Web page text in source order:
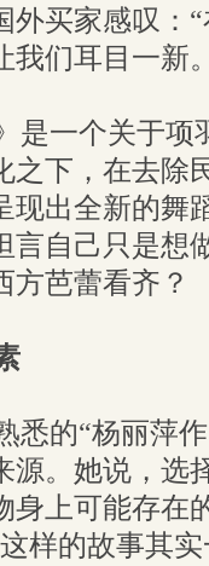
外买家感叹：
我们耳目一新
是一个关于项
之下，在去除
现出全新的舞
言自己只是想
方芭蕾看齐？
悉的“杨丽萍
源。她说，选
身上可能存在
样的故事其